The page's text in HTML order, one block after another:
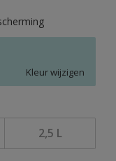
Kleur wijzigen
2,5 L